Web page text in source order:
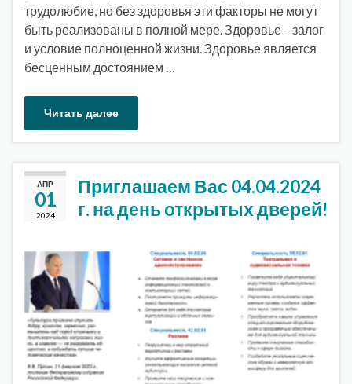
трудолюбие, но без здоровья эти факторы не могут
быть реализованы в полной мере. Здоровье – залог
и условие полноценной жизни. Здоровье является
бесценным достоянием …
Читать далее
АПР
01
2024
Приглашаем Вас 04.04.2024
г. на день открытых дверей!